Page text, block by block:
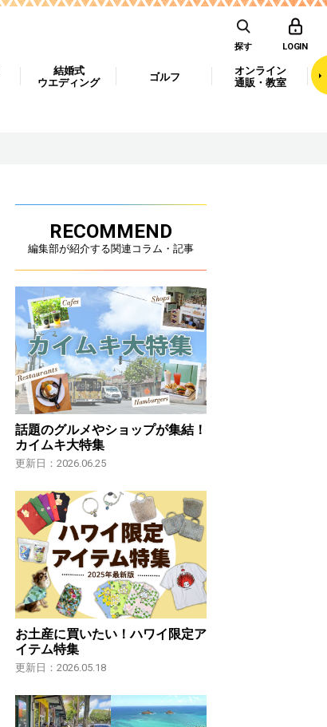
探す LOGIN
結婚式
ウエディング
ゴルフ
オンライン
通販・教室
RECOMMEND
編集部が紹介する関連コラム・記事
話題のグルメやショップが集結！
カイムキ大特集
更新日：2026.06.25
お土産に買いたい！ハワイ限定ア
イテム特集
更新日：2026.05.18